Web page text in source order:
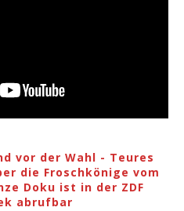
vor der Wahl - Teures
die Froschkönige vom
Doku ist in der ZDF
abrufbar